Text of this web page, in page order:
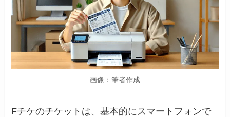
画像：筆者作成
Fチケのチケットは、基本的にスマートフォンで